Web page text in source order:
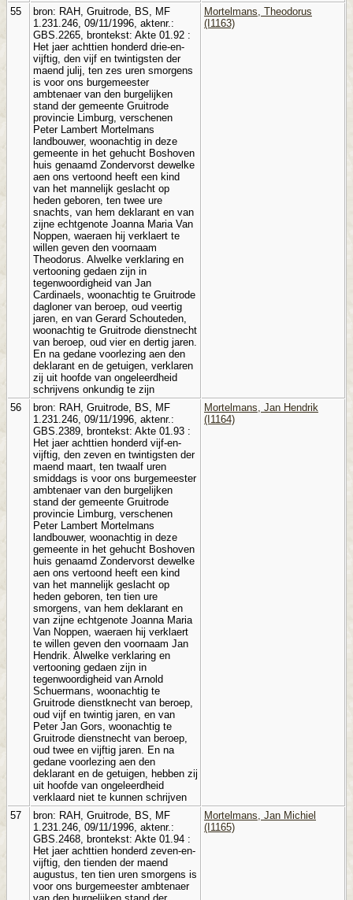
55
bron: RAH, Gruitrode, BS, MF
1.231.246, 09/11/1996, aktenr.:
GBS.2265, brontekst: Akte 01.92 :
Het jaer achttien honderd drie-en-
vijftig, den vijf en twintigsten der
maend julij, ten zes uren smorgens
is voor ons burgemeester
ambtenaer van den burgelijken
stand der gemeente Gruitrode
provincie Limburg, verschenen
Peter Lambert Mortelmans
landbouwer, woonachtig in deze
gemeente in het gehucht Boshoven
huis genaamd Zondervorst dewelke
aen ons vertoond heeft een kind
van het mannelijk geslacht op
heden geboren, ten twee ure
snachts, van hem deklarant en van
zijne echtgenote Joanna Maria Van
Noppen, waeraen hij verklaert te
willen geven den voornaam
Theodorus. Alwelke verklaring en
vertooning gedaen zijn in
tegenwoordigheid van Jan
Cardinaels, woonachtig te Gruitrode
dagloner van beroep, oud veertig
jaren, en van Gerard Schouteden,
woonachtig te Gruitrode dienstnecht
van beroep, oud vier en dertig jaren.
En na gedane voorlezing aen den
deklarant en de getuigen, verklaren
zij uit hoofde van ongeleerdheid
schrijvens onkundig te zijn
Mortelmans, Theodorus
(I1163)
56
bron: RAH, Gruitrode, BS, MF
1.231.246, 09/11/1996, aktenr.:
GBS.2389, brontekst: Akte 01.93 :
Het jaer achttien honderd vijf-en-
vijftig, den zeven en twintigsten der
maend maart, ten twaalf uren
smiddags is voor ons burgemeester
ambtenaer van den burgelijken
stand der gemeente Gruitrode
provincie Limburg, verschenen
Peter Lambert Mortelmans
landbouwer, woonachtig in deze
gemeente in het gehucht Boshoven
huis genaamd Zondervorst dewelke
aen ons vertoond heeft een kind
van het mannelijk geslacht op
heden geboren, ten tien ure
smorgens, van hem deklarant en
van zijne echtgenote Joanna Maria
Van Noppen, waeraen hij verklaert
te willen geven den voornaam Jan
Hendrik. Alwelke verklaring en
vertooning gedaen zijn in
tegenwoordigheid van Arnold
Schuermans, woonachtig te
Gruitrode dienstknecht van beroep,
oud vijf en twintig jaren, en van
Peter Jan Gors, woonachtig te
Gruitrode dienstnecht van beroep,
oud twee en vijftig jaren. En na
gedane voorlezing aen den
deklarant en de getuigen, hebben zij
uit hoofde van ongeleerdheid
verklaard niet te kunnen schrijven
Mortelmans, Jan Hendrik
(I1164)
57
bron: RAH, Gruitrode, BS, MF
1.231.246, 09/11/1996, aktenr.:
GBS.2468, brontekst: Akte 01.94 :
Het jaer achttien honderd zeven-en-
vijftig, den tienden der maend
augustus, ten tien uren smorgens is
voor ons burgemeester ambtenaer
Mortelmans, Jan Michiel
(I1165)